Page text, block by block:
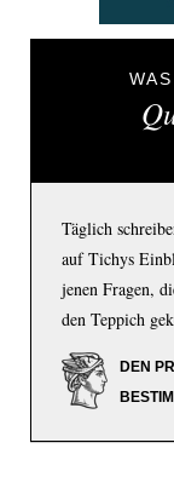
Täglich
auf Tichys
jenen Fragen,
den Teppich
DEN